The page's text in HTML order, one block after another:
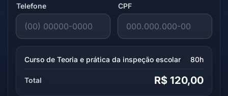
Telefone CPF
Curso de Teoria e prática da inspeção escolar 80h
Total R$ 120,00